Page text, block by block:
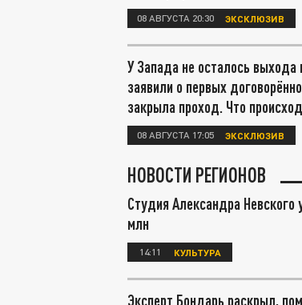
08 АВГУСТА 20:30 ЭКСКЛЮЗИВ
У Запада не осталось
заявили о первых
закрыла проход. Что
08 АВГУСТА 17:05 ЭКСКЛЮЗИВ
НОВОСТИ РЕГИОНОВ
Студия Александра Невского
млн
14:11 КУЛЬТУРА
Эксперт Бондарь раскрыл,